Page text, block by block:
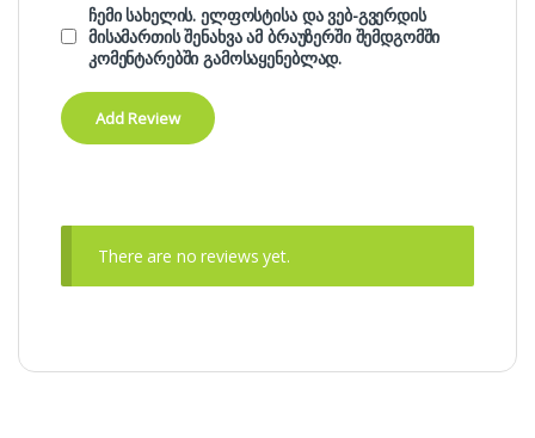
ჩემი სახელის. ელფოსტისა და ვებ-გვერდის
მისამართის შენახვა ამ ბრაუზერში შემდგომში
კომენტარებში გამოსაყენებლად.
There are no reviews yet.